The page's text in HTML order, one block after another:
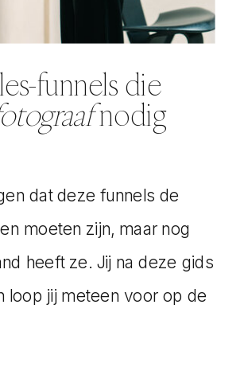
een online pagina. Beide
goed, net wat jij fijn vindt.
om naar Alkmaar te
de koekjes, chocolade,
stonden lekker klaar
gebruiken.
deze in kaart op een
Dat doen we door je
marketingfunnel uit te
Je denkt nu misschien,
dat deze funnels de
moeten zijn, maar nog
heeft ze. Jij na deze gids
loop jij meteen voor op de
funnels die
nodig